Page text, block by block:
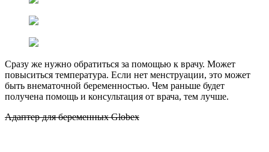
Сразу же нужно обратиться за помощью к врачу. Может
повыситься температура. Если нет менструации, это может
быть внематочной беременностью. Чем раньше будет
получена помощь и консультация от врача, тем лучше.
Адаптер для беременных Globex